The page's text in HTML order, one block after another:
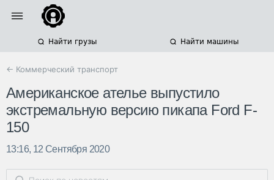
Найти грузы Найти машины
← Коммерческий транспорт
Американское ателье выпустило
экстремальную версию пикапа Ford F-
150
13:16, 12 Сентября 2020